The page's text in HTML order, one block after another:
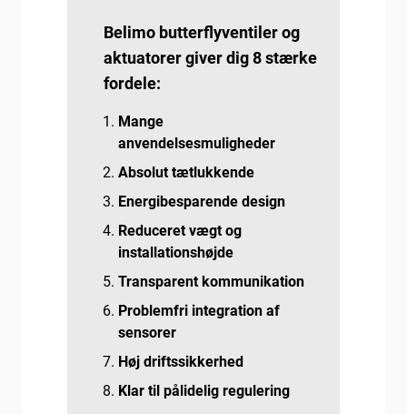
Belimo butterflyventiler og
aktuatorer giver dig 8 stærke
fordele:
Mange
anvendelsesmuligheder
Absolut tætlukkende
Energibesparende design
Reduceret vægt og
installationshøjde
Transparent kommunikation
Problemfri integration af
sensorer
Høj driftssikkerhed
Klar til pålidelig regulering